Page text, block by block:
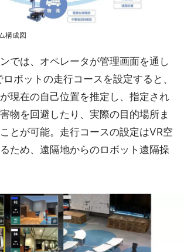
構成図
では、オペレータが管理画面を通し
ボットの走行コースを設定すると、
現在の自己位置を推定し、指定され
物を回避したり、実際の目的場所ま
とが可能。走行コースの設定はVR空
ため、遠隔地からのロボット遠隔操